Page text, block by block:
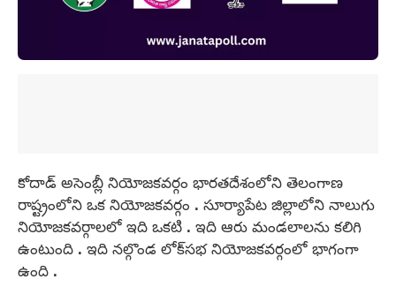
కోదాడ్ అసెంబ్లీ నియోజకవర్గం భారతదేశంలోని తెలంగాణ
రాష్ట్రంలోని ఒక నియోజకవర్గం . సూర్యాపేట జిల్లాలోని నాలుగు
నియోజకవర్గాలలో ఇది ఒకటి . ఇది ఆరు మండలాలను కలిగి
ఉంటుంది . ఇది నల్గొండ లోక్‌సభ నియోజకవర్గంలో భాగంగా
ఉంది .